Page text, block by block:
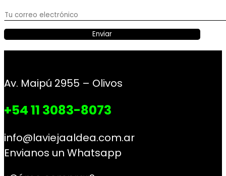
Av. Maipú 2955 – Olivos
+54 11 3083-8073
info@laviejaaldea.com.ar
Envianos un Whatsapp